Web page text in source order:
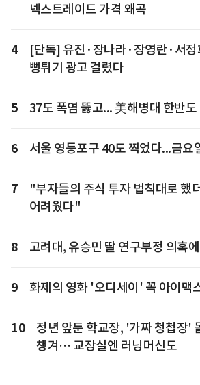
넥스트레이드 가격 왜곡
4
[단독] 유진·장나라·장영란·서정
뻥튀기 광고 걸렸다
5 37도 폭염 뚫고... 美해병대 한반도
6 서울 영등포구 40도 찍었다...금요
7
"부자들의 주식 투자 법칙대로 했
어려웠다"
8 고려대, 유승민 딸 연구부정 의혹
9 화제의 영화 '오디세이' 꼭 아이맥
10
정년 앞둔 학교장, '가짜 청첩장'
챙겨… 교장실엔 러닝머신도